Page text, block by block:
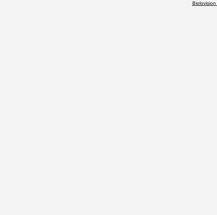
Biolovision